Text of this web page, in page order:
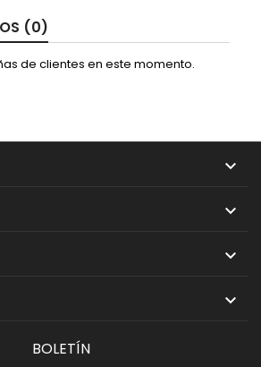
(0)
de clientes en este momento.




BOLETÍN